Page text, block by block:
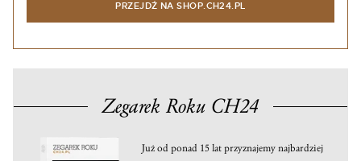
PRZEJDŹ NA SHOP.CH24.PL
Zegarek Roku CH24
Już od ponad 15 lat przyznajemy najbardziej